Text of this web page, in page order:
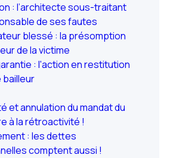
: l’architecte sous-traitant
de ses fautes
blessé : la présomption
de la victime
: l'action en restitution
bailleur
et annulation du mandat du
à la rétroactivité !
: les dettes
comptent aussi !